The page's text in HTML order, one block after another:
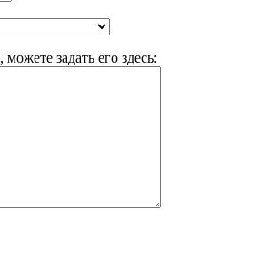
задать его здесь: